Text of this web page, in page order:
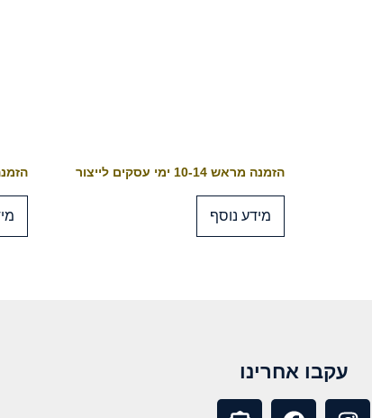
הזמנה מראש 10-14 ימי עסקים לייצור
מידע נוסף
הזמנה מראש
עקבו אחרינו